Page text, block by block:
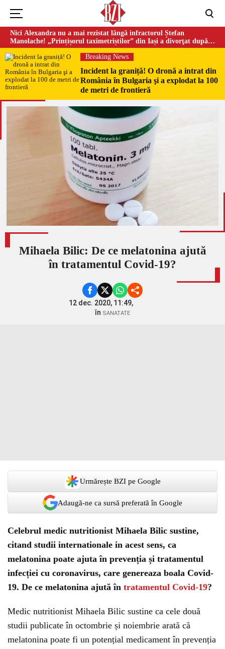
Nici Alexandra nu a mai rezistat lângă infractorul Ștefan
Manolache! „Prințișorul taximetriștilor” din Iași a divorţat după
doi ani de căsnicie
Breaking News
Incident la graniță! O dronă a intrat din
România în Bulgaria şi a explodat la 100
de metri de frontieră
Mihaela Bilic: De ce melatonina ajută
în tratamentul Covid-19?
12 dec. 2020, 11:49,
în SANATATE
Urmărește BZI pe Google
Adaugă-ne ca sursă preferată în Google
Celebrul medic nutritionist Mihaela Bilic sustine,
citand studii internationale in acest sens, ca
melatonina poate ajuta în prevenția și tratamentul
infecției cu coronavirus, care genereaza boala Covid-
19. De ce melatonina ajută în tratamentul Covid-19?
Medic nutritionist Mihaela Bilic sustine ca cele două
studii publicate în octombrie și noiembrie arată că
melatonina poate fi un potențial medicament în prevenția